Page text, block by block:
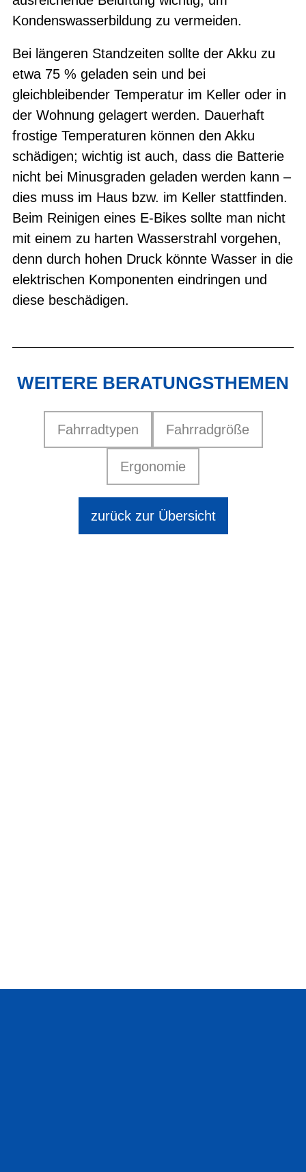
Kondenswasserbildung zu vermeiden.
Bei längeren Standzeiten sollte der Akku zu
etwa 75 % geladen sein und bei
gleichbleibender Temperatur im Keller oder in
der Wohnung gelagert werden. Dauerhaft
frostige Temperaturen können den Akku
schädigen; wichtig ist auch, dass die Batterie
nicht bei Minusgraden geladen werden kann –
dies muss im Haus bzw. im Keller stattfinden.
Beim Reinigen eines E-Bikes sollte man nicht
mit einem zu harten Wasserstrahl vorgehen,
denn durch hohen Druck könnte Wasser in die
elektrischen Komponenten eindringen und
diese beschädigen.
WEITERE BERATUNGSTHEMEN
Fahrradtypen Fahrradgröße
Ergonomie
zurück zur Übersicht